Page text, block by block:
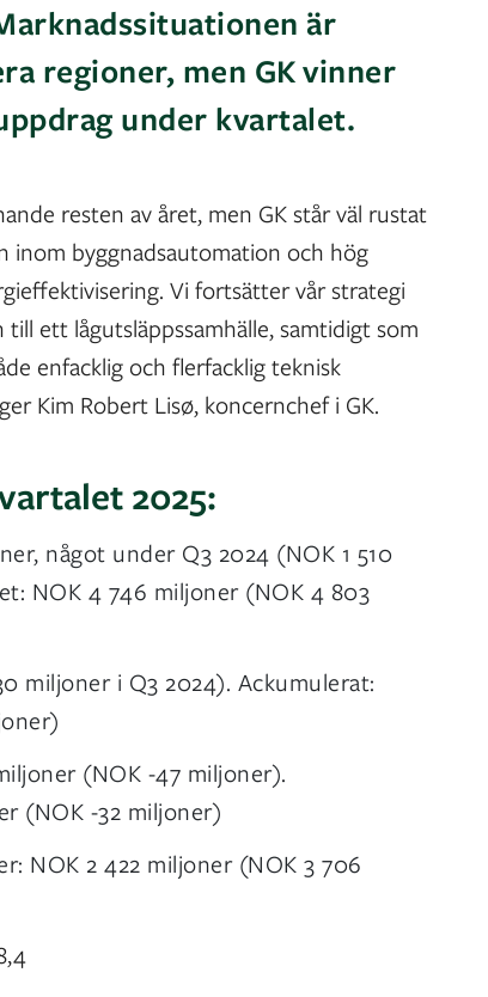
är
regioner, men GK vinner
under kvartalet.
resten av året, men GK står väl rustat
inom byggnadsautomation och hög
Vi fortsätter vår strategi
ett lågutsläppssamhälle, samtidigt som
enfacklig och flerfacklig teknisk
Kim Robert Lisø, koncernchef i GK.
2025:
något under Q3 2024 (NOK 1 510
NOK 4 746 miljoner (NOK 4 803
miljoner i Q3 2024). Ackumulerat:
(NOK -47 miljoner).
(NOK -32 miljoner)
NOK 2 422 miljoner (NOK 3 706